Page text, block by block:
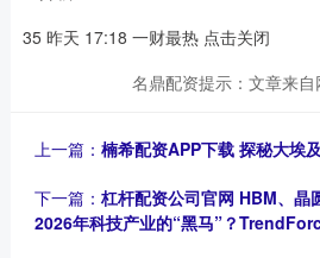
35 昨天 17:18 一财最热 点击关闭
名鼎配资提示：文章来自
上一篇： 楠希配资APP下载 探秘大埃
下一篇： 杠杆配资公司官网 HBM、晶
2026年科技产业的“黑马”？